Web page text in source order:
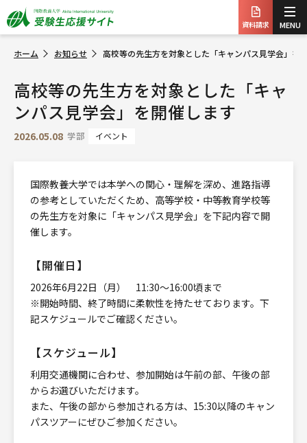
資料請求 MENU
ホーム お知らせ 高校等の先生方を対象とした「キャンパス見学会」を
高校等の先生方を対象とした「キャ
ンパス見学会」を開催します
2026.05.08 学部 イベント
国際教養大学では本学への関心・理解を深め、進路指導
の参考としていただくため、高等学校・中等教育学校等
の先生方を対象に「キャンパス見学会」を下記内容で開
催します。
【開催日】
2026年6月22日（月） 11:30～16:00頃まで
※開始時間、終了時間に柔軟性を持たせております。下
記スケジュールでご確認ください。
【スケジュール】
利用交通機関に合わせ、参加開始は午前の部、午後の部
からお選びいただけます。
また、午後の部から参加される方は、15:30以降のキャン
パスツアーにぜひご参加ください。